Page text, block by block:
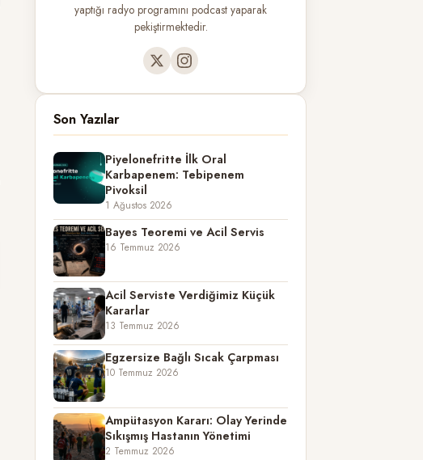
yaptığı radyo programını podcast yaparak
pekiştirmektedir.
Son Yazılar
Piyelonefritte İlk Oral
Karbapenem: Tebipenem
Pivoksil
1 Ağustos 2026
Bayes Teoremi ve Acil Servis
16 Temmuz 2026
Acil Serviste Verdiğimiz Küçük
Kararlar
13 Temmuz 2026
Egzersize Bağlı Sıcak Çarpması
10 Temmuz 2026
Ampütasyon Kararı: Olay Yerinde
Sıkışmış Hastanın Yönetimi
2 Temmuz 2026